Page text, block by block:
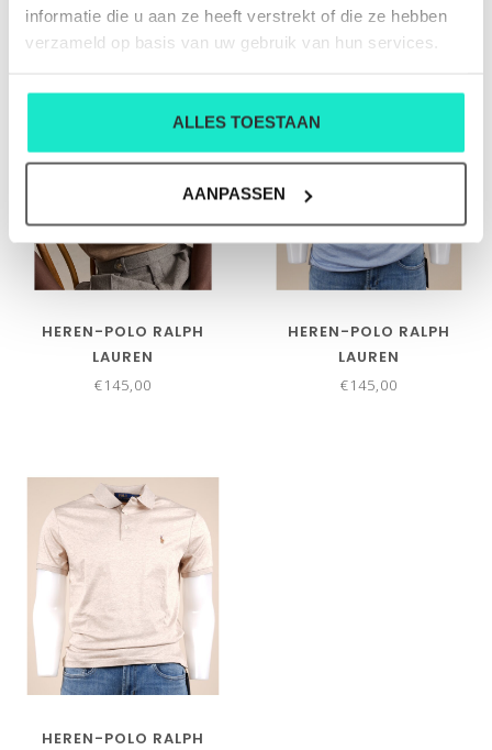
informatie die u aan ze heeft verstrekt of die ze hebben
verzameld op basis van uw gebruik van hun services.
ALLES TOESTAAN
AANPASSEN
HEREN-POLO RALPH
LAUREN
€145,00
HEREN-POLO RALPH
LAUREN
€145,00
HEREN-POLO RALPH